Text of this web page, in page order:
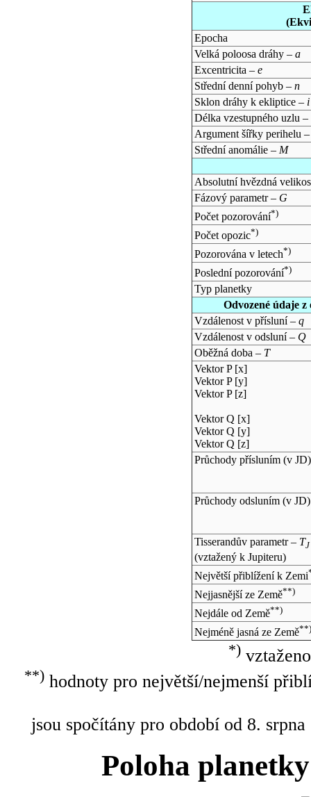
Epocha
Velká poloosa dráhy – a
Excentricita – e
Střední denní pohyb – n
Sklon dráhy k ekliptice – i
Délka vzestupného uzlu –
Argument šířky perihelu
Střední anomálie – M
Absolutní hvězdná
Fázový parametr – G
Počet pozorování*)
Počet opozic*)
Pozorována v letech*)
Poslední pozorování*)
Typ planetky
Odvozené údaje
Vzdálenost v přísluní – q
Vzdálenost v odsluní – Q
Oběžná doba – T
Vektor P [x]
Vektor P [y]
Vektor P [z]
Vektor Q [x]
Vektor Q [y]
Vektor Q [z]
Průchody přísluním (v JD)
Průchody odsluním (v JD)
Tisserandův parametr – TJ
(vztažený k Jupiteru)
Největší přiblížení k Zemi
Nejjasnější ze Země**)
Nejdále od Země**)
Nejméně jasná ze Země**)
*)
**)hodnoty pro největší/nejmenší
jsou spočítány pro období od 8.
Poloha